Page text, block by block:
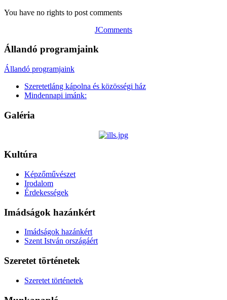
You have no rights to post comments
JComments
Állandó programjaink
Állandó programjaink
Szeretetláng kápolna és közösségi ház
Mindennapi imánk:
Galéria
Kultúra
Képzőművészet
Irodalom
Érdekességek
Imádságok hazánkért
Imádságok hazánkért
Szent István országáért
Szeretet történetek
Szeretet történetek